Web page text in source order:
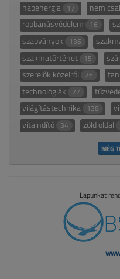
napenergia 17 nem
robbanásvédelem 16
szabványok 136
szakmatörténet 15
szerelők közelről 26
technológiák 27
világítástechnika 138
vitaindító 34 zöld oldal
MÉG
Lapunkat